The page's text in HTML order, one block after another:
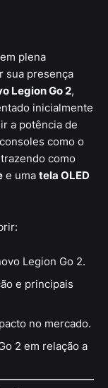
plena
sua presença
Legion Go 2,
inicialmente
a potência de
como o
como
e uma tela OLED
Legion Go 2.
e principais
no mercado.
2 em relação a